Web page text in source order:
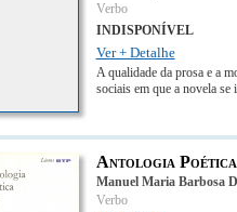
Verbo
INDISPONÍVEL
Ver + Detalhe
A qualidade da prosa e a
sociais em que a novela se
Antologia Poética
Manuel Maria Barbosa
Verbo